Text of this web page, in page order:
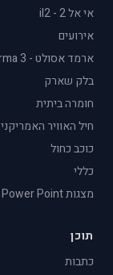
אי אל 2 - il2
אירועים
ארמד אסולט - Arma 3
בלק שארק
חומרה ביתית
חיל האוויר האמריקני
כוכב כחול
כללי
מצגות Power Point
תוכן
כתבות